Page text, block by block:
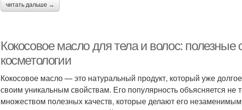
читать дальше →
Кокосовое масло для тела и волос:
косметологии
Кокосовое масло — это натуральный продукт, который уже
своим уникальным свойствам. Его популярность объясняется
множеством полезных качеств, которые делают его